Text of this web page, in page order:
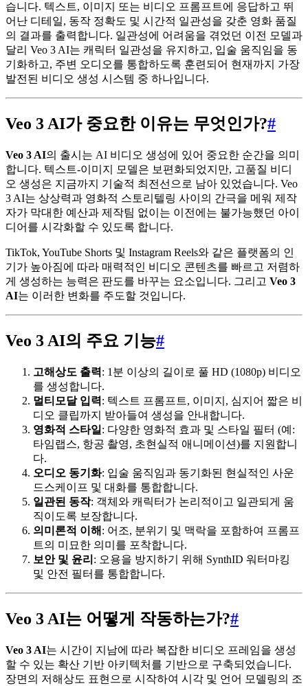
습니다. 텍스트, 이미지 또는 비디오 프롬프트에 응답하고 뛰
어난 디테일, 동작 정확도 및 시간적 일관성을 갖춘 영화 품질
의 결과를 출력합니다. 일관성에 어려움을 겪었던 이전 모델과
달리 Veo 3 AI는 캐릭터 일관성을 유지하고, 입술 움직임을 동
기화하고, 주변 오디오를 통합하도록 훈련되어 현재까지 가장
발전된 비디오 생성 시스템 중 하나입니다.
Veo 3 AI가 중요한 이유는 무엇인가?#
Veo 3 AI의 출시는 AI 비디오 생성에 있어 중요한 순간을 의미
합니다. 텍스트-이미지 모델은 보편화되었지만, 고품질 비디
오 생성은 지금까지 기술적 최전선으로 남아 있었습니다. Veo
3 AI는 상상력과 영화적 스토리텔링 사이의 간극을 메워 제작
자가 막대한 예산과 제작팀 없이는 이전에는 불가능했던 아이
디어를 시각화할 수 있도록 합니다.
TikTok, YouTube Shorts 및 Instagram Reels와 같은 플랫폼의 인
기가 높아짐에 따라 매력적인 비디오 콘텐츠를 빠르고 저렴하
게 생성하는 능력은 판도를 바꾸는 요소입니다. 그리고 Veo 3
AI는 이러한 변화를 주도할 것입니다.
Veo 3 AI의 주요 기능#
고해상도 출력: 1분 이상의 길이로 풀 HD (1080p) 비디오
를 생성합니다.
멀티모달 입력: 텍스트 프롬프트, 이미지, 심지어 짧은 비
디오 클립까지 받아들여 생성을 안내합니다.
영화적 스타일 : 다양한 영화적 효과 및 스타일 필터 (예:
타임랩스, 항공 촬영, 초현실적 애니메이션)를 지원합니
다.
오디오 동기화: 입술 움직임과 동기화된 현실적인 사운
드스케이프 및 대화를 통합합니다.
일관된 동작: 객체와 캐릭터가 논리적이고 일관되게 움
직이도록 보장합니다.
의미론적 이해 : 어조, 분위기 및 맥락을 포함하여 프롬프
트의 미묘한 의미를 포착합니다.
보안 및 윤리 : 오용을 방지하기 위해 SynthID 워터마킹
및 안전 필터를 통합합니다.
Veo 3 AI는 어떻게 작동하는가?#
Veo 3 AI는 시간이 지남에 따라 복잡한 비디오 프레임을 생성
할 수 있는 확산 기반 아키텍처를 기반으로 구축되었습니다.
장면의 저해상도 표현으로 시작하여 시각 및 언어 모델링의 조